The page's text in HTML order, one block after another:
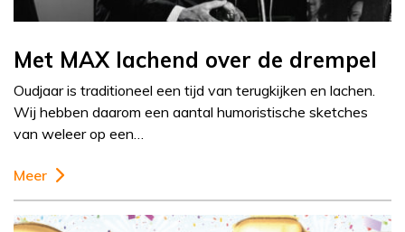
Met MAX lachend over de drempel
Oudjaar is traditioneel een tijd van terugkijken en lachen.
Wij hebben daarom een aantal humoristische sketches
van weleer op een…
Meer